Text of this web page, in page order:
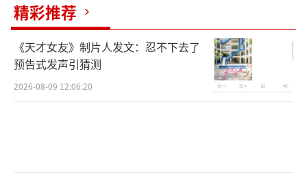
精彩推荐
《天才女友》制片人发文：忍不下去了
预告式发声引猜测
2026-08-09 12:06:20